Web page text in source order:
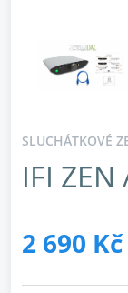
SLUCHÁTKOVÉ
IFI ZEN
2 690 Kč